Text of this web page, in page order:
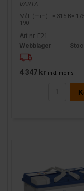
VARTA
Mått (mm) L= 315 B=
190
Art nr. F21
Webblager
4 347 kr inkl. moms